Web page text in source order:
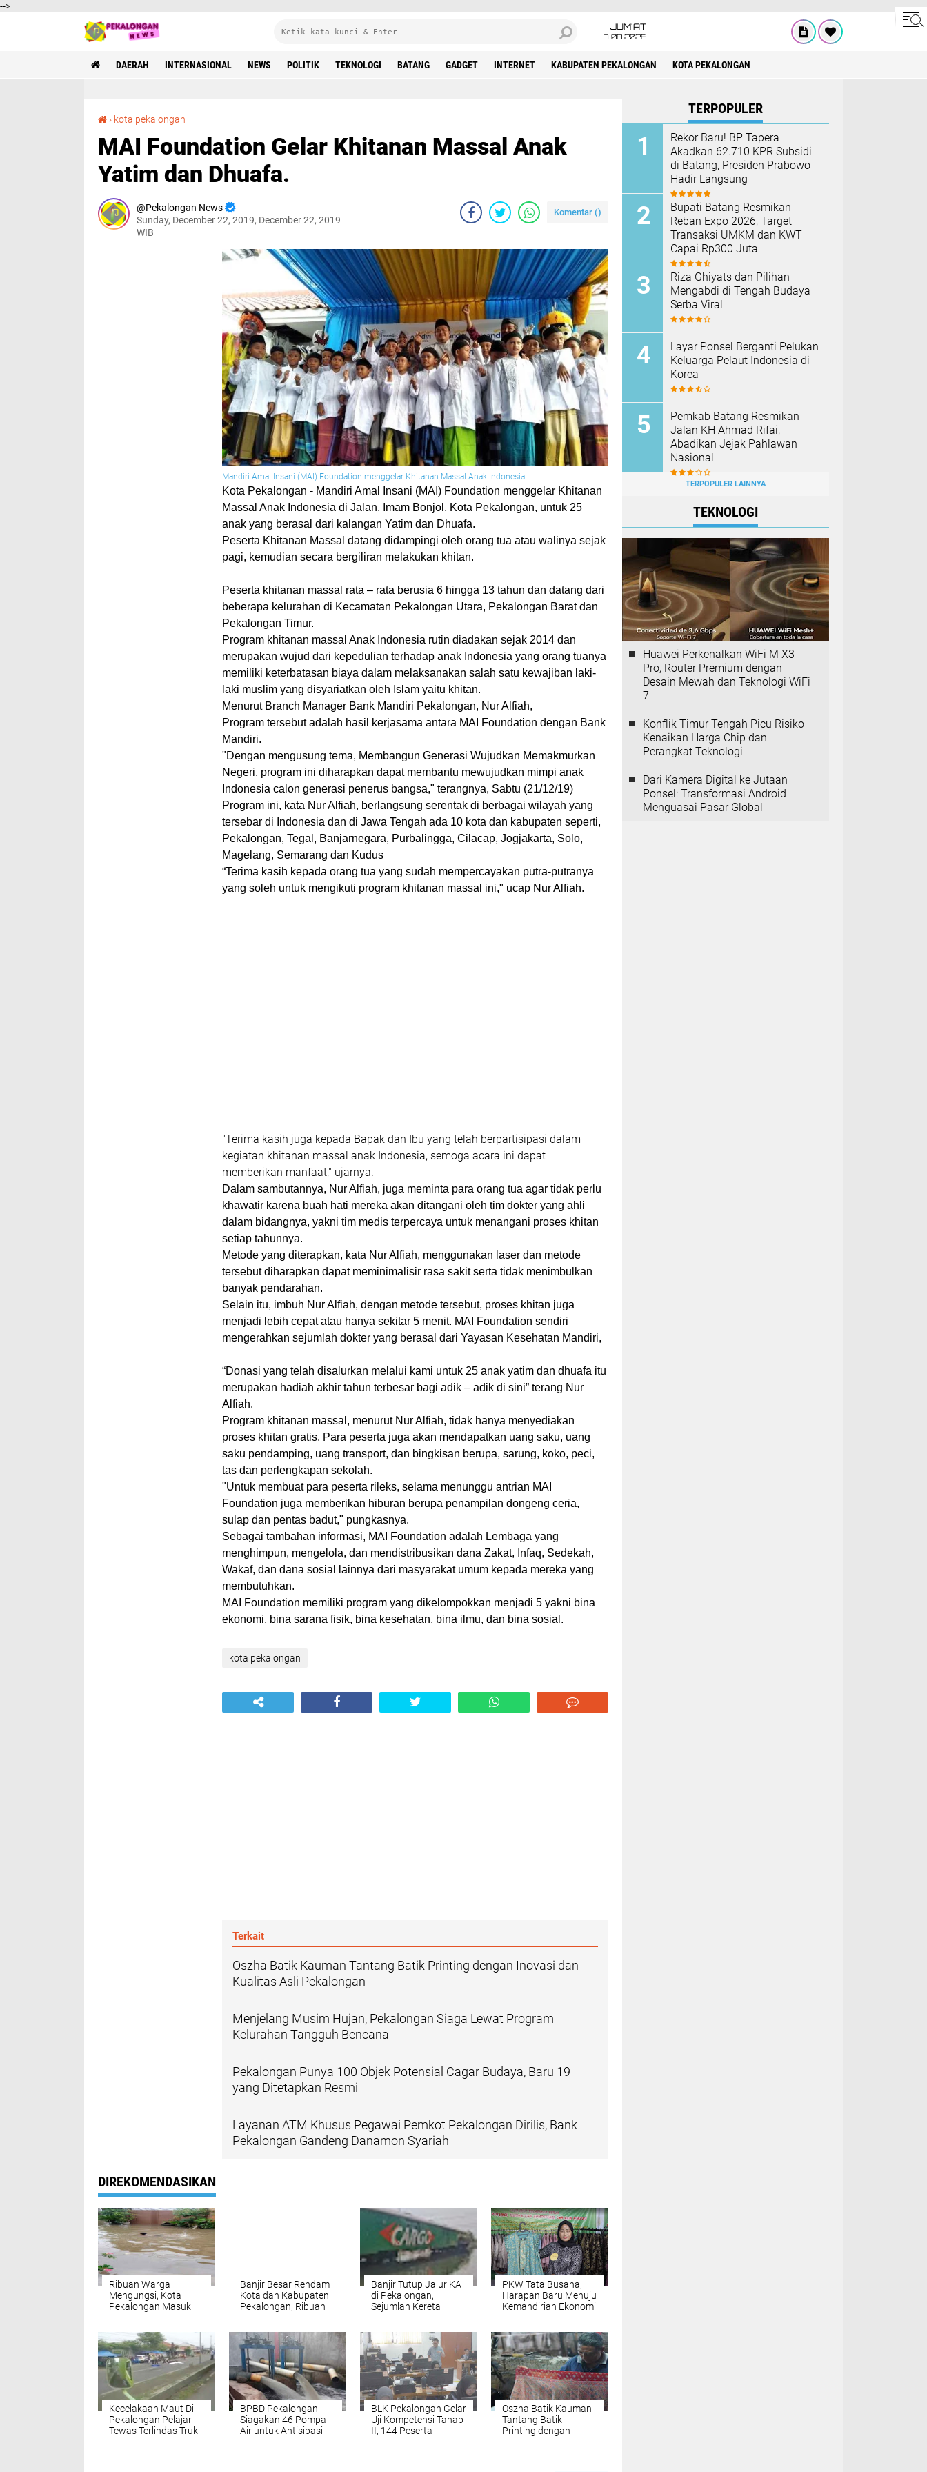
-->
JUM'AT
7 08 2026
DAERAH INTERNASIONAL NEWS POLITIK TEKNOLOGI BATANG GADGET INTERNET KABUPATEN PEKALONGAN KOTA PEKALONGAN
› kota pekalongan
MAI Foundation Gelar Khitanan Massal Anak
Yatim dan Dhuafa.
Pekalongan News
Sunday, December 22, 2019, December 22, 2019
WIB
Komentar ()
Mandiri Amal Insani (MAI) Foundation menggelar Khitanan Massal Anak Indonesia
Kota Pekalongan - Mandiri Amal Insani (MAI) Foundation menggelar Khitanan
Massal Anak Indonesia di Jalan, Imam Bonjol, Kota Pekalongan, untuk 25
anak yang berasal dari kalangan Yatim dan Dhuafa.
Peserta Khitanan Massal datang didampingi oleh orang tua atau walinya sejak
pagi, kemudian secara bergiliran melakukan khitan.
Peserta khitanan massal rata – rata berusia 6 hingga 13 tahun dan datang dari
beberapa kelurahan di Kecamatan Pekalongan Utara, Pekalongan Barat dan
Pekalongan Timur.
Program khitanan massal Anak Indonesia rutin diadakan sejak 2014 dan
merupakan wujud dari kepedulian terhadap anak Indonesia yang orang tuanya
memiliki keterbatasan biaya dalam melaksanakan salah satu kewajiban laki-
laki muslim yang disyariatkan oleh Islam yaitu khitan.
Menurut Branch Manager Bank Mandiri Pekalongan, Nur Alfiah,
Program tersebut adalah hasil kerjasama antara MAI Foundation dengan Bank
Mandiri.
"Dengan mengusung tema, Membangun Generasi Wujudkan Memakmurkan
Negeri, program ini diharapkan dapat membantu mewujudkan mimpi anak
Indonesia calon generasi penerus bangsa," terangnya, Sabtu (21/12/19)
Program ini, kata Nur Alfiah, berlangsung serentak di berbagai wilayah yang
tersebar di Indonesia dan di Jawa Tengah ada 10 kota dan kabupaten seperti,
Pekalongan, Tegal, Banjarnegara, Purbalingga, Cilacap, Jogjakarta, Solo,
Magelang, Semarang dan Kudus
“Terima kasih kepada orang tua yang sudah mempercayakan putra-putranya
yang soleh untuk mengikuti program khitanan massal ini," ucap Nur Alfiah.
"Terima kasih juga kepada Bapak dan Ibu yang telah berpartisipasi dalam
kegiatan khitanan massal anak Indonesia, semoga acara ini dapat
memberikan manfaat," ujarnya.
Dalam sambutannya, Nur Alfiah, juga meminta para orang tua agar tidak perlu
khawatir karena buah hati mereka akan ditangani oleh tim dokter yang ahli
dalam bidangnya, yakni tim medis terpercaya untuk menangani proses khitan
setiap tahunnya.
Metode yang diterapkan, kata Nur Alfiah, menggunakan laser dan metode
tersebut diharapkan dapat meminimalisir rasa sakit serta tidak menimbulkan
banyak pendarahan.
Selain itu, imbuh Nur Alfiah, dengan metode tersebut, proses khitan juga
menjadi lebih cepat atau hanya sekitar 5 menit. MAI Foundation sendiri
mengerahkan sejumlah dokter yang berasal dari Yayasan Kesehatan Mandiri,
“Donasi yang telah disalurkan melalui kami untuk 25 anak yatim dan dhuafa itu
merupakan hadiah akhir tahun terbesar bagi adik – adik di sini” terang Nur
Alfiah.
Program khitanan massal, menurut Nur Alfiah, tidak hanya menyediakan
proses khitan gratis. Para peserta juga akan mendapatkan uang saku, uang
saku pendamping, uang transport, dan bingkisan berupa, sarung, koko, peci,
tas dan perlengkapan sekolah.
"Untuk membuat para peserta rileks, selama menunggu antrian MAI
Foundation juga memberikan hiburan berupa penampilan dongeng ceria,
sulap dan pentas badut," pungkasnya.
Sebagai tambahan informasi, MAI Foundation adalah Lembaga yang
menghimpun, mengelola, dan mendistribusikan dana Zakat, Infaq, Sedekah,
Wakaf, dan dana sosial lainnya dari masyarakat umum kepada mereka yang
membutuhkan.
MAI Foundation memiliki program yang dikelompokkan menjadi 5 yakni bina
ekonomi, bina sarana fisik, bina kesehatan, bina ilmu, dan bina sosial.
kota pekalongan
Terkait
Oszha Batik Kauman Tantang Batik Printing dengan Inovasi dan
Kualitas Asli Pekalongan
Menjelang Musim Hujan, Pekalongan Siaga Lewat Program
Kelurahan Tangguh Bencana
Pekalongan Punya 100 Objek Potensial Cagar Budaya, Baru 19
yang Ditetapkan Resmi
Layanan ATM Khusus Pegawai Pemkot Pekalongan Dirilis, Bank
Pekalongan Gandeng Danamon Syariah
DIREKOMENDASIKAN
Ribuan Warga
Mengungsi, Kota
Pekalongan Masuk
Banjir Besar Rendam
Kota dan Kabupaten
Pekalongan, Ribuan
Banjir Tutup Jalur KA
di Pekalongan,
Sejumlah Kereta
PKW Tata Busana,
Harapan Baru Menuju
Kemandirian Ekonomi
Kecelakaan Maut Di
Pekalongan Pelajar
Tewas Terlindas Truk
BPBD Pekalongan
Siagakan 46 Pompa
Air untuk Antisipasi
BLK Pekalongan Gelar
Uji Kompetensi Tahap
II, 144 Peserta
Oszha Batik Kauman
Tantang Batik
Printing dengan
TERPOPULER
Rekor Baru! BP Tapera
Akadkan 62.710 KPR Subsidi
di Batang, Presiden Prabowo
Hadir Langsung
Bupati Batang Resmikan
Reban Expo 2026, Target
Transaksi UMKM dan KWT
Capai Rp300 Juta
Riza Ghiyats dan Pilihan
Mengabdi di Tengah Budaya
Serba Viral
Layar Ponsel Berganti Pelukan
Keluarga Pelaut Indonesia di
Korea
Pemkab Batang Resmikan
Jalan KH Ahmad Rifai,
Abadikan Jejak Pahlawan
Nasional
TERPOPULER LAINNYA
TEKNOLOGI
Huawei Perkenalkan WiFi M X3
Pro, Router Premium dengan
Desain Mewah dan Teknologi WiFi
7
Konflik Timur Tengah Picu Risiko
Kenaikan Harga Chip dan
Perangkat Teknologi
Dari Kamera Digital ke Jutaan
Ponsel: Transformasi Android
Menguasai Pasar Global